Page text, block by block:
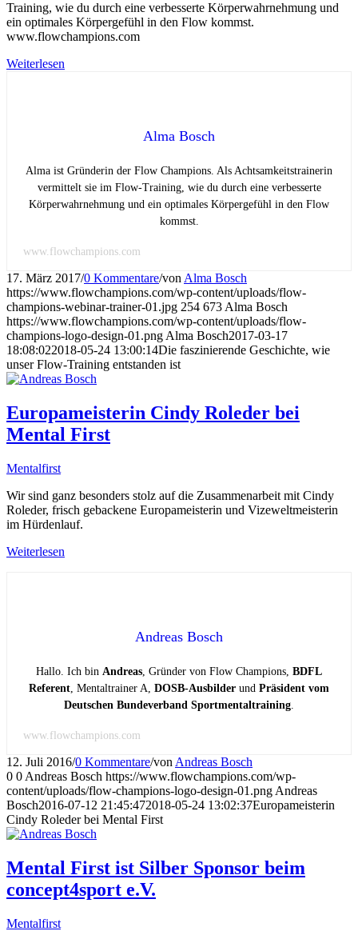
Training, wie du durch eine verbesserte Körperwahrnehmung und
ein optimales Körpergefühl in den Flow kommst.
www.flowchampions.com
Weiterlesen
Alma Bosch
Alma ist Gründerin der Flow Champions. Als Achtsamkeitstrainerin
vermittelt sie im Flow-Training, wie du durch eine verbesserte
Körperwahrnehmung und ein optimales Körpergefühl in den Flow
kommst.
www.flowchampions.com
17. März 2017/0 Kommentare/von Alma Bosch
https://www.flowchampions.com/wp-content/uploads/flow-
champions-webinar-trainer-01.jpg 254 673 Alma Bosch
https://www.flowchampions.com/wp-content/uploads/flow-
champions-logo-design-01.png Alma Bosch2017-03-17
18:08:022018-05-24 13:00:14Die faszinierende Geschichte, wie
unser Flow-Training entstanden ist
Europameisterin Cindy Roleder bei
Mental First
Mentalfirst
Wir sind ganz besonders stolz auf die Zusammenarbeit mit Cindy
Roleder, frisch gebackene Europameisterin und Vizeweltmeisterin
im Hürdenlauf.
Weiterlesen
Andreas Bosch
Hallo. Ich bin Andreas , Gründer von Flow Champions, BDFL
Referent , Mentaltrainer A, DOSB-Ausbilder und Präsident vom
Deutschen Bundeverband Sportmentaltraining
www.flowchampions.com
12. Juli 2016/0 Kommentare/von Andreas Bosch
0 0 Andreas Bosch https://www.flowchampions.com/wp-
content/uploads/flow-champions-logo-design-01.png Andreas
Bosch2016-07-12 21:45:472018-05-24 13:02:37Europameisterin
Cindy Roleder bei Mental First
Mental First ist Silber Sponsor beim
concept4sport e.V.
Mentalfirst